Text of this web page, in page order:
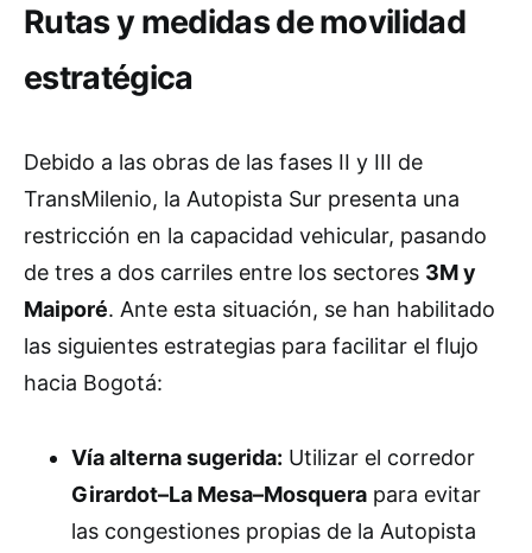
Rutas y medidas de movilidad
estratégica
Debido a las obras de las fases II y III de
TransMilenio, la Autopista Sur presenta una
restricción en la capacidad vehicular, pasando
de tres a dos carriles entre los sectores 3M y
Maiporé. Ante esta situación, se han habilitado
las siguientes estrategias para facilitar el flujo
hacia Bogotá:
Vía alterna sugerida: Utilizar el corredor
Girardot–La Mesa–Mosquera para evitar
las congestiones propias de la Autopista